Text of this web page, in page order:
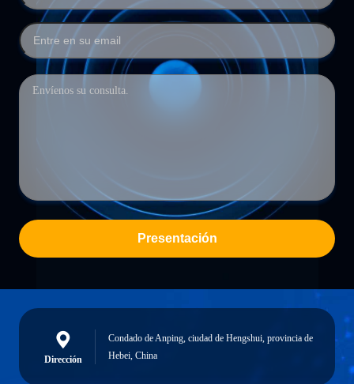
Presentación
Dirección
Condado de Anping, ciudad de Hengshui, provincia de
Hebei, China